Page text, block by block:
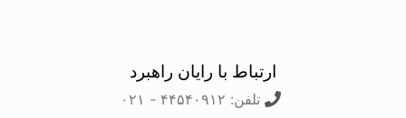
ارتباط با رایان راهبرد
تلفن: ۴۴۵۴۰۹۱۲ - ۰۲۱